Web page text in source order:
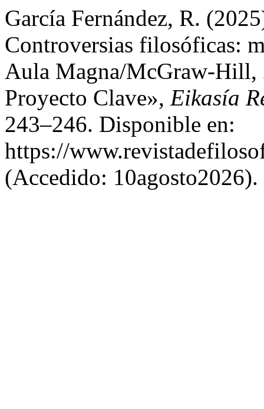
García Fernández, R.
Controversias filosóficas:
Aula Magna/McGraw-Hill,
Proyecto Clave», Eikasía
243–246. Disponible en:
https://
(Accedido: 10agosto2026).